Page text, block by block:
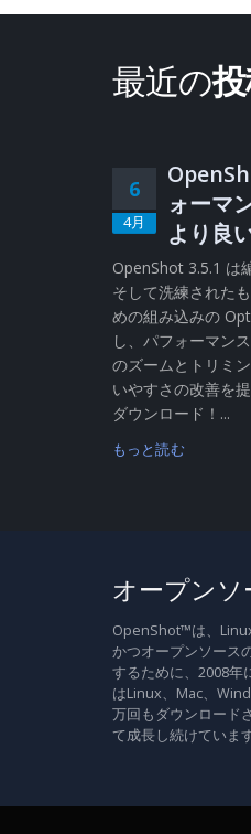
最近の
6
4月
ォーマ
より良
OpenShot 3.5.1 は
そして洗練された
めの組み込みの
し、パフォーマン
のズームとトリミ
いやすさの改善を
ダウンロード！...
もっと読む
オープンソ
OpenShot™は、
かつオープンソース
するために、2008年
はLinux、Mac、
万回もダウンロード
て成長し続けていま